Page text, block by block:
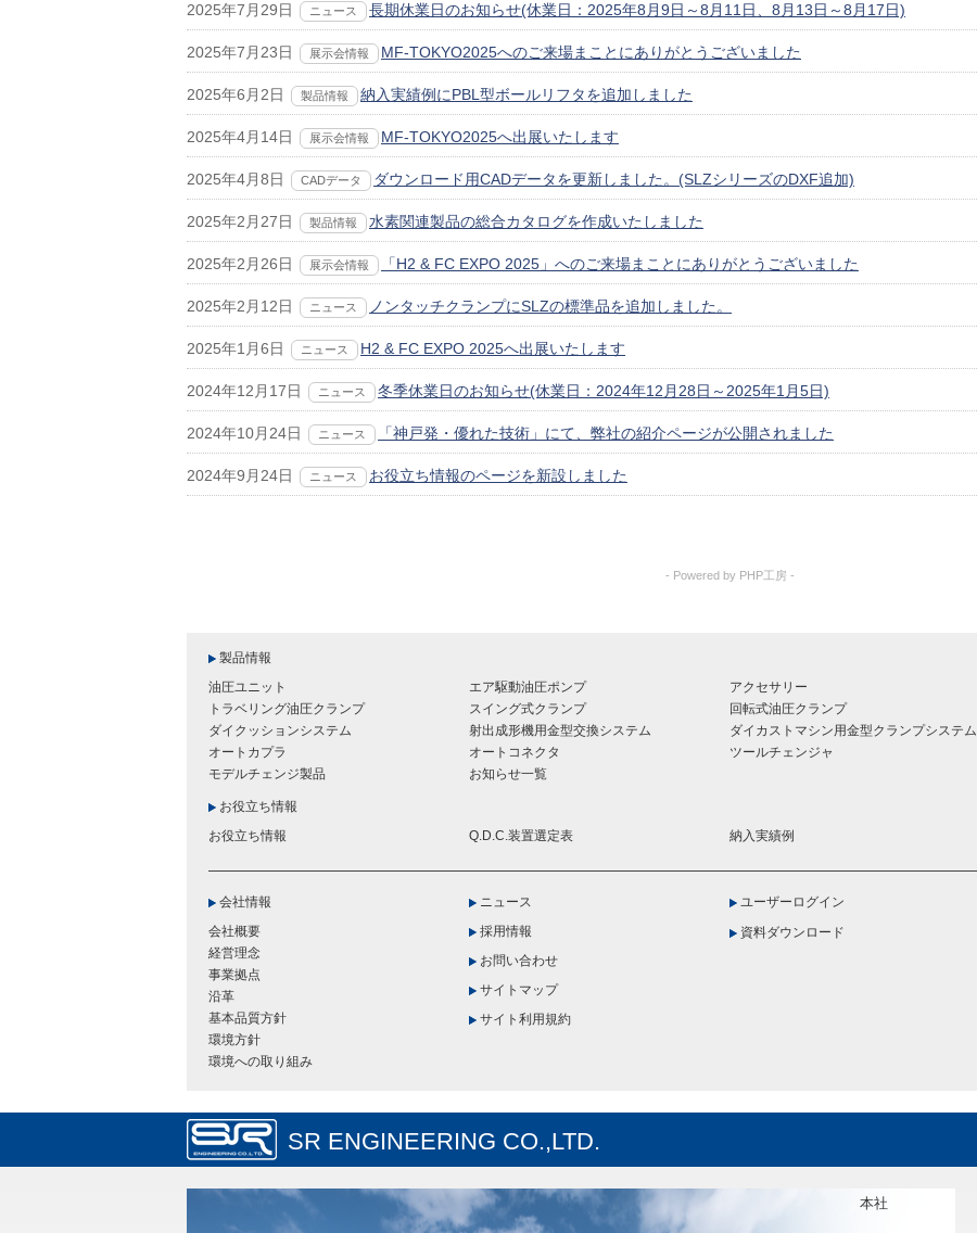
2025年7月29日 ニュース 長期休業日のお知らせ(休業日：2025年8月9日～8月11日、8月13日～8月17日)
2025年7月23日 展示会情報 MF-TOKYO2025へのご来場まことにありがとうございました
2025年6月2日 製品情報 納入実績例にPBL型ボールリフタを追加しました
2025年4月14日 展示会情報 MF-TOKYO2025へ出展いたします
2025年4月8日 CADデータ ダウンロード用CADデータを更新しました。(SLZシリーズのDXF追加)
2025年2月27日 製品情報 水素関連製品の総合カタログを作成いたしました
2025年2月26日 展示会情報 「H2 & FC EXPO 2025」へのご来場まことにありがとうございました
2025年2月12日 ニュース ノンタッチクランプにSLZの標準品を追加しました。
2025年1月6日 ニュース H2 & FC EXPO 2025へ出展いたします
2024年12月17日 ニュース 冬季休業日のお知らせ(休業日：2024年12月28日～2025年1月5日)
2024年10月24日 ニュース 「神戸発・優れた技術」にて、弊社の紹介ページが公開されました
2024年9月24日 ニュース お役立ち情報のページを新設しました
- Powered by PHP工房 -
製品情報
油圧ユニット
エア駆動油圧ポンプ アクセサリー
トラベリング油圧クランプ
スイング式クランプ 回転式油圧クランプ
ダイクッションシステム
射出成形機用金型交換システム ダイカストマシン用金型クランプシステム
オートカプラ
オートコネクタ ツールチェンジャ
モデルチェンジ製品
お知らせ一覧
お役立ち情報
お役立ち情報
Q.D.C.装置選定表 納入実績例
会社情報
会社概要
経営理念
事業拠点
沿革
基本品質方針
環境方針
環境への取り組み
ニュース
採用情報
お問い合わせ
サイトマップ
サイト利用規約
ユーザーログイン
資料ダウンロード
SR ENGINEERING CO.,LTD.
本社